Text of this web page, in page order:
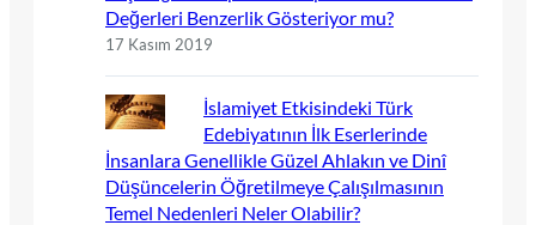
Değerleri Benzerlik Gösteriyor mu?
17 Kasım 2019
İslamiyet Etkisindeki Türk
Edebiyatının İlk Eserlerinde
İnsanlara Genellikle Güzel Ahlakın ve Dinî
Düşüncelerin Öğretilmeye Çalışılmasının
Temel Nedenleri Neler Olabilir?